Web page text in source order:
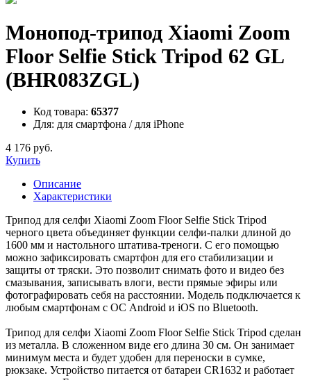
Монопод-трипод Xiaomi Zoom
Floor Selfie Stick Tripod 62 GL
(BHR083ZGL)
Код товара: 65377
Для: для смартфона / для iPhone
4 176 руб.
Купить
Описание
Характеристики
Трипод для селфи Xiaomi Zoom Floor Selfie Stick Tripod
черного цвета объединяет функции селфи-палки длиной до
1600 мм и настольного штатива-треноги. С его помощью
можно зафиксировать смартфон для его стабилизации и
защиты от тряски. Это позволит снимать фото и видео без
смазывания, записывать влоги, вести прямые эфиры или
фотографировать себя на расстоянии. Модель подключается к
любым смартфонам с ОС Android и iOS по Bluetooth.
Трипод для селфи Xiaomi Zoom Floor Selfie Stick Tripod сделан
из металла. В сложенном виде его длина 30 см. Он занимает
минимум места и будет удобен для переноски в сумке,
рюкзаке. Устройство питается от батареи CR1632 и работает